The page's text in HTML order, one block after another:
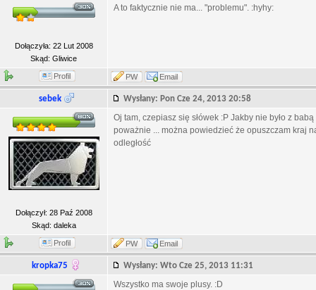
Dołączyła: 22 Lut 2008
Skąd: Gliwice
A to faktycznie nie ma... "problemu". :hyhy:
Profil PW Email
sebek Wysłany: Pon Cze 24, 2013 20:58
Dołączył: 28 Paź 2008
Skąd: daleka
Oj tam, czepiasz się słówek :P Jakby nie było z
poważnie ... można powiedzieć że opuszczam kraj
odległość
Profil PW Email
kropka75 Wysłany: Wto Cze 25, 2013 11:31
Wszystko ma swoje plusy. :D